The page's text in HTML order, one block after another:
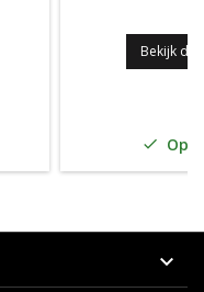
Intrigue Pro Clay Dames WIT
Bekijk
 Op
